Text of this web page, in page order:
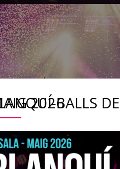
BALLS DE SALA MAIG 2026